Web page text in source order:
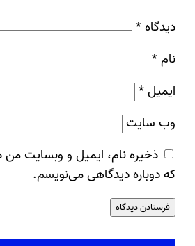
دیدگاه *
نام*
ایمیل*
وب‌ سایت
ذخیره نام، ایمیل و وبسایت من
که دوباره دیدگاهی می‌نویسم.